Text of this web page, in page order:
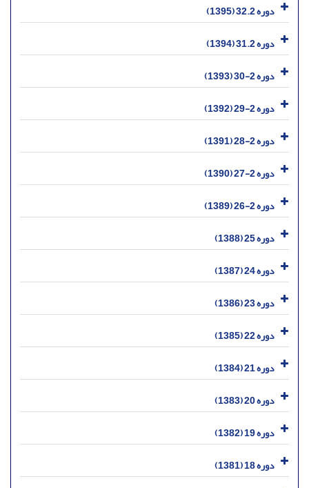
دوره 32.2 (1395)
دوره 31.2 (1394)
دوره 2-30 (1393)
دوره 2-29 (1392)
دوره 2-28 (1391)
دوره 2-27 (1390)
دوره 2-26 (1389)
دوره 25 (1388)
دوره 24 (1387)
دوره 23 (1386)
دوره 22 (1385)
دوره 21 (1384)
دوره 20 (1383)
دوره 19 (1382)
دوره 18 (1381)